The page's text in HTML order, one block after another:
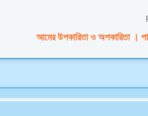
আমের উপকারিতা ও অপকারিতা ।